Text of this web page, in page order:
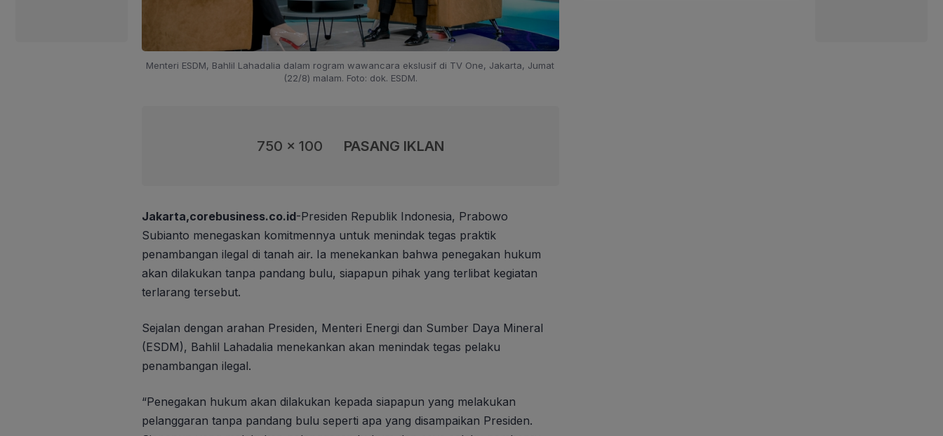
Menteri ESDM, Bahlil Lahadalia dalam rogram wawancara ekslusif di TV One, Jakarta, Jumat
(22/8) malam. Foto: dok. ESDM.
750 x 100 PASANG IKLAN
Jakarta,corebusiness.co.id-Presiden Republik Indonesia, Prabowo
Subianto menegaskan komitmennya untuk menindak tegas praktik
penambangan ilegal di tanah air. Ia menekankan bahwa penegakan hukum
akan dilakukan tanpa pandang bulu, siapapun pihak yang terlibat kegiatan
terlarang tersebut.
Sejalan dengan arahan Presiden, Menteri Energi dan Sumber Daya Mineral
(ESDM), Bahlil Lahadalia menekankan akan menindak tegas pelaku
penambangan ilegal.
“Penegakan hukum akan dilakukan kepada siapapun yang melakukan
pelanggaran tanpa pandang bulu seperti apa yang disampaikan Presiden.